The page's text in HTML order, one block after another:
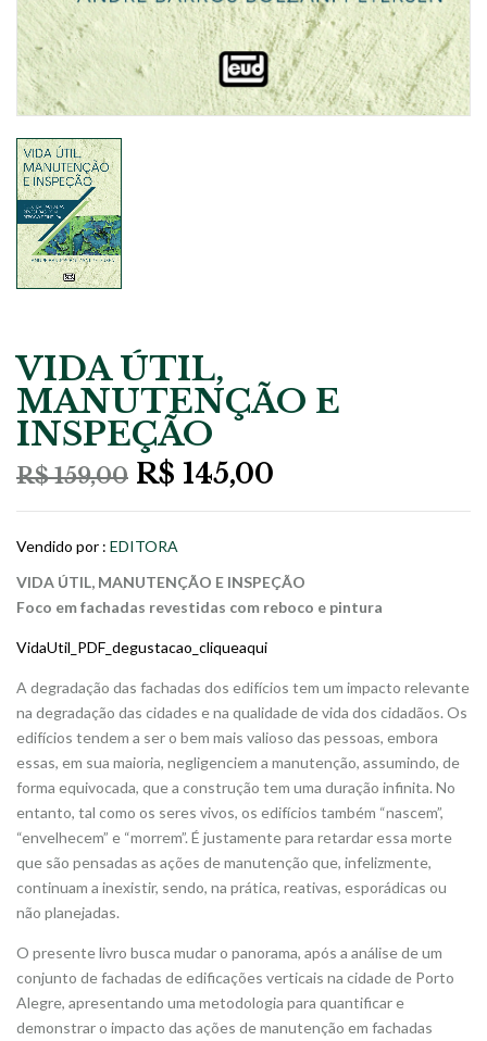
VIDA ÚTIL,
MANUTENÇÃO E
INSPEÇÃO
R$159,00 O
era:
R$ 159,00.
R$ 145,00
R$ 145,00.
Vendido por : EDITORA
VIDA ÚTIL, MANUTENÇÃO E INSPEÇÃO
Foco em fachadas revestidas com reboco e pintura
VidaUtil_PDF_degustacao_cliqueaqui
A degradação das fachadas dos edifícios tem um impacto relevante
na degradação das cidades e na qualidade de vida dos cidadãos. Os
edifícios tendem a ser o bem mais valioso das pessoas, embora
essas, em sua maioria, negligenciem a manutenção, assumindo, de
forma equivocada, que a construção tem uma duração infinita. No
entanto, tal como os seres vivos, os edifícios também “nascem”,
“envelhecem” e “morrem”. É justamente para retardar essa morte
que são pensadas as ações de manutenção que, infelizmente,
continuam a inexistir, sendo, na prática, reativas, esporádicas ou
não planejadas.
O presente livro busca mudar o panorama, após a análise de um
conjunto de fachadas de edificações verticais na cidade de Porto
Alegre, apresentando uma metodologia para quantificar e
demonstrar o impacto das ações de manutenção em fachadas